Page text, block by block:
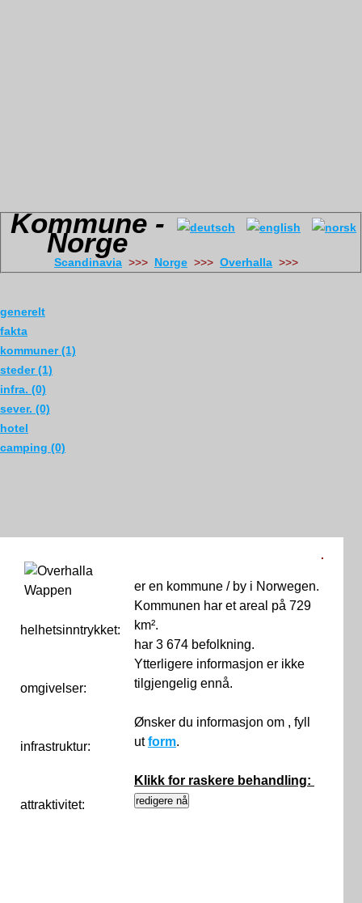
Kommune -
Norge
Scandinavia >>> Norge >>> Overhalla
generelt
fakta
kommuner (1)
steder (1)
infra. (0)
sever. (0)
hotel
camping (0)
helhetsinntrykket:
omgivelser:
infrastruktur:
attraktivitet:
er en kommune / by i Norwegen.
Kommunen har et areal på 729
km².
har 3 674 befolkning.
Ytterligere informasjon er ikke
tilgjengelig ennå.
Ønsker du informasjon om , fyll
utform.
Klikk for raskere behandling: